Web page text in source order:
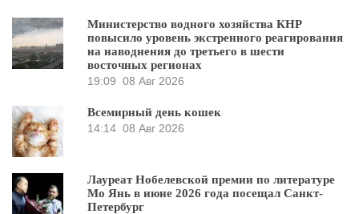
Министерство водного хозяйства КНР
повысило уровень экстренного реагирования
на наводнения до третьего в шести
восточных регионах
19:09 08 Авг 2026
Всемирный день кошек
14:14 08 Авг 2026
Лауреат Нобелевской премии по литературе
Мо Янь в июне 2026 года посещал Санкт-
Петербург